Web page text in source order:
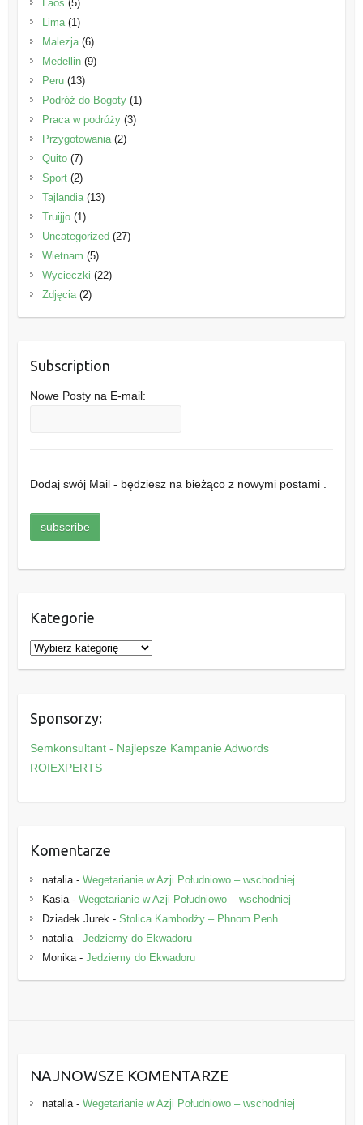
Laos (5)
Lima(1)
Malezja(6)
Medellin(9)
Peru(13)
Podróż do Bogoty(1)
Praca w podróży(3)
Przygotowania(2)
Quito(7)
Sport(2)
Tajlandia(13)
Truijjo(1)
Uncategorized(27)
Wietnam (5)
Wycieczki (22)
Zdjęcia(2)
Subscription
Nowe Posty na E-mail:
Dodaj swój Mail - będziesz na bieżąco z nowymi postami .
Kategorie
K
a
g
o
r
e
Sponsorzy:
Semkonsultant - Najlepsze Kampanie Adwords
ROIEXPERTS
Komentarze
natalia- Wegetarianie w Azji Południowo – wschodniej
Kasia- Wegetarianie w Azji Południowo – wschodniej
Dziadek Jurek - Stolica Kambodży – Phnom Penh
natalia- Jedziemy do Ekwadoru
Monika- Jedziemy do Ekwadoru
NAJNOWSZE KOMENTARZE
natalia- Wegetarianie w Azji Południowo – wschodniej